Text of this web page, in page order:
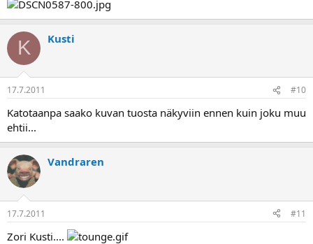
K Kusti
17.7.2011 #10
Katotaanpa saako kuvan tuosta näkyviin ennen kuin joku muu
ehtii...
Vandraren
17.7.2011 #11
Zori Kusti....